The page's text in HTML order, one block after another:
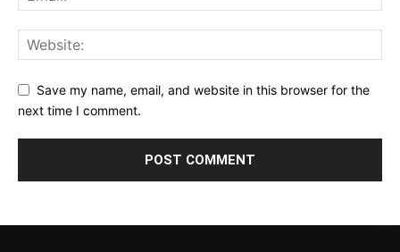
Save my name, email, and website in this browser for the
next time I comment.